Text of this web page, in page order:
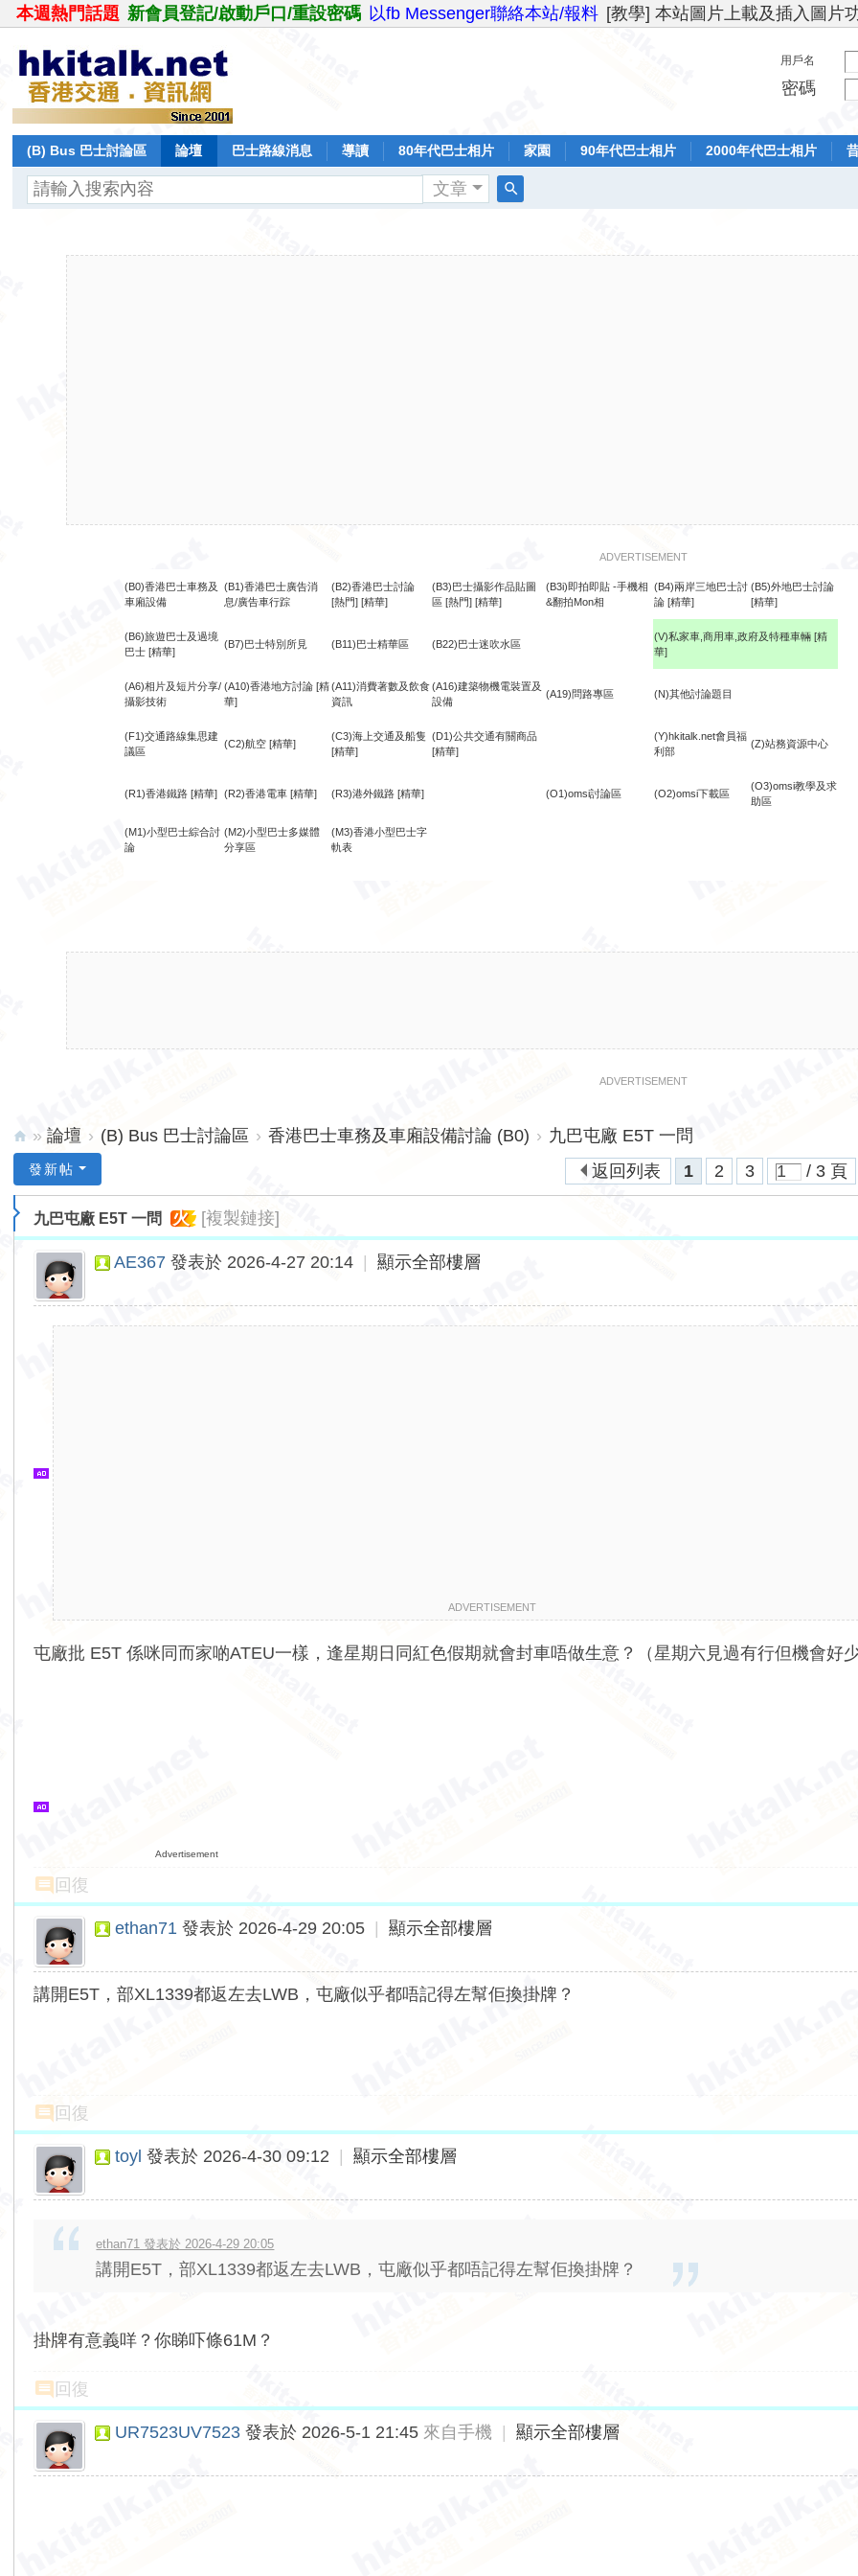
本週熱門話題 新會員登記/啟動戶口/重設密碼 以fb Messenger聯絡本站/報料 [教學] 本站圖片上載及插入圖片
用戶名
密碼
(B) Bus 巴士討論區 論壇 巴士路線消息 導讀 80年代巴士相片 家園 90年代巴士相片 2000年代巴士相片
文章
ADVERTISEMENT
(B0)香港巴士車務及
車廂設備
(B1)香港巴士廣告消
息/廣告車行踪
(B2)香港巴士討論
[熱門] [精華]
(B3)巴士攝影作品貼圖
區 [熱門] [精華]
(B3i)即拍即貼 -手機相
&翻拍Mon相
(B4)兩岸三地巴士討
論 [精華]
(B5)外地巴士討論
[精華]
(B6)旅遊巴士及過境
巴士 [精華]
(B7)巴士特別所見 (B11)巴士精華區 (B22)巴士迷吹水區
(V)私家車,商用車,政府及特種車輛 [精
華]
(A6)相片及短片分享/
攝影技術
(A10)香港地方討論 [精
華]
(A11)消費著數及飲食
資訊
(A16)建築物機電裝置及
設備
(A19)問路專區 (N)其他討論題目
(F1)交通路線集思建
議區
(C2)航空 [精華]
(C3)海上交通及船隻
[精華]
(D1)公共交通有關商品
[精華]
(Y)hkitalk.net會員福
利部
(Z)站務資源中心
(R1)香港鐵路 [精華] (R2)香港電車 [精華] (R3)港外鐵路 [精華] (O1)omsi討論區 (O2)omsi下載區
(O3)omsi教學及求
助區
(M1)小型巴士綜合討
論
(M2)小型巴士多媒體
分享區
(M3)香港小型巴士字
軌表
ADVERTISEMENT
lk.
» 論壇 › (B) Bus 巴士討論區 › 香港巴士車務及車廂設備討論 (B0) › 九巴屯廠 E5T 一問
1
2 3 / 3 頁
返回列表
發新帖
九巴屯廠 E5T 一問 火 [複製鏈接]
AE367 發表於 2026-4-27 20:14 顯示全部樓層
ADVERTISEMENT
屯廠批 E5T 係咪同而家啲ATEU一樣，逢星期日同紅色假期就會封車唔做生意？（星期六見過有行但機會好
Advertisement
回復
ethan71 發表於 2026-4-29 20:05 顯示全部樓層
講開E5T，部XL1339都返左去LWB，屯廠似乎都唔記得左幫佢換掛牌？
回復
toyl 發表於 2026-4-30 09:12 顯示全部樓層
ethan71 發表於 2026-4-29 20:05
講開E5T，部XL1339都返左去LWB，屯廠似乎都唔記得左幫佢換掛牌？
掛牌有意義咩？你睇吓條61M？
回復
UR7523UV7523 發表於 2026-5-1 21:45 來自手機 顯示全部樓層